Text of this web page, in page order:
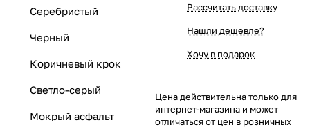
Серебристый
Черный
Коричневый крок
Светло-серый
Мокрый асфальт
Рассчитать доставку
Нашли дешевле?
Хочу в подарок
Цена действительна только для
интернет-магазина и может
отличаться от цен в розничных